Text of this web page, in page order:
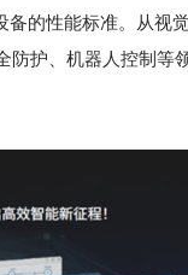
备的性能标准。从视
护、机器人控制等